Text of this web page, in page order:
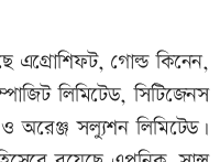
এগ্রোশিফট, গোল্ড কিনেন,
লিমিটেড, সিটিজেনস
অরেঞ্জ সল্যুশন লিমিটেড।